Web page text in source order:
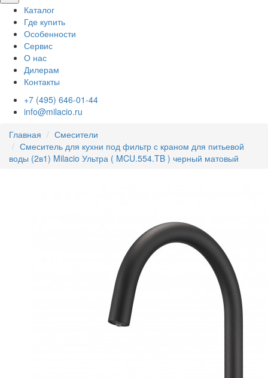
Каталог
Где купить
Особенности
Сервис
О нас
Дилерам
Контакты
+7 (495) 646-01-44
info@milacio.ru
Главная
Смесители
Смеситель для кухни под фильтр с краном для питьевой
воды (2в1) Milacio Ультра ( MCU.554.TB ) черный матовый